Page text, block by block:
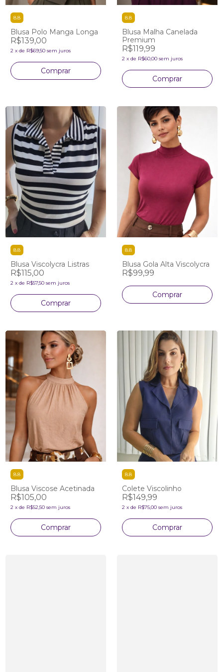
8.8
Blusa Polo Manga Longa
R$139,00
2 x de R$69,50 sem juros
Comprar
8.8
Blusa Malha Canelada
Premium
R$119,99
2 x de R$60,00 sem juros
Comprar
8.8
Blusa Viscolycra Listras
R$115,00
2 x de R$57,50 sem juros
Comprar
8.8
Blusa Gola Alta Viscolycra
R$99,99
Comprar
8.8
Blusa Viscose Acetinada
R$105,00
2 x de R$52,50 sem juros
Comprar
8.8
Colete Viscolinho
R$149,99
2 x de R$75,00 sem juros
Comprar